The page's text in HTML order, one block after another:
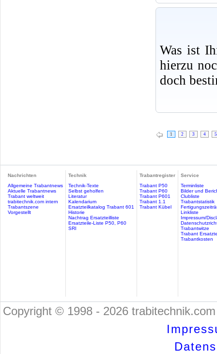
Was ist
hierzu
doch
1 2 3 4 5
Nachrichten
Allgemeine Trabantnews
Aktuelle Trabantnews
Trabant weltweit
trabitechnik.com intern
Trabantszene
Vorgestellt
Technik
Technik-Texte
Selbst geholfen
Literatur
Kalendarium
Ersatzteilkatalog Trabant 601
Historie
Nachtrag Ersatzteilliste
Ersatzteile-Liste P50, P60
SRI
Trabantregister
Trabant P50
Trabant P60
Trabant P601
Trabant 1.1
Trabant Kübel
Service
Terminliste
Bilder und
Clubliste
Trabantstatistik
Linkliste
Impressum/
Trabantwitze
Trabant
Trabantkosten
Copyright © 1998 - 2026